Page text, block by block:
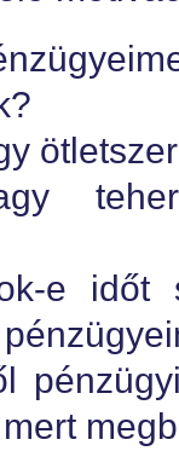
e időt